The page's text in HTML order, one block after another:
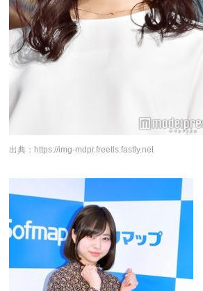
出典： https://img-mdpr.freetls.fastly.net